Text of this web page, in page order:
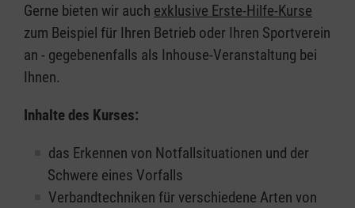
Gerne bieten wir auch exklusive Erste-Hilfe-Kurse
zum Beispiel für Ihren Betrieb oder Ihren Sportverein
an - gegebenenfalls als Inhouse-Veranstaltung bei
Ihnen.
Inhalte des Kurses:
das Erkennen von Notfallsituationen und der
Schwere eines Vorfalls
Verbandtechniken für verschiedene Arten von